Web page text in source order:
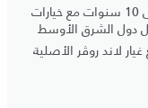
استمتع بمرونة حماية سيارتك لمدة تصل إلى 10 سنوات مع خيارات
دول الشرق الأوسط
لاند روڤر الأصلية